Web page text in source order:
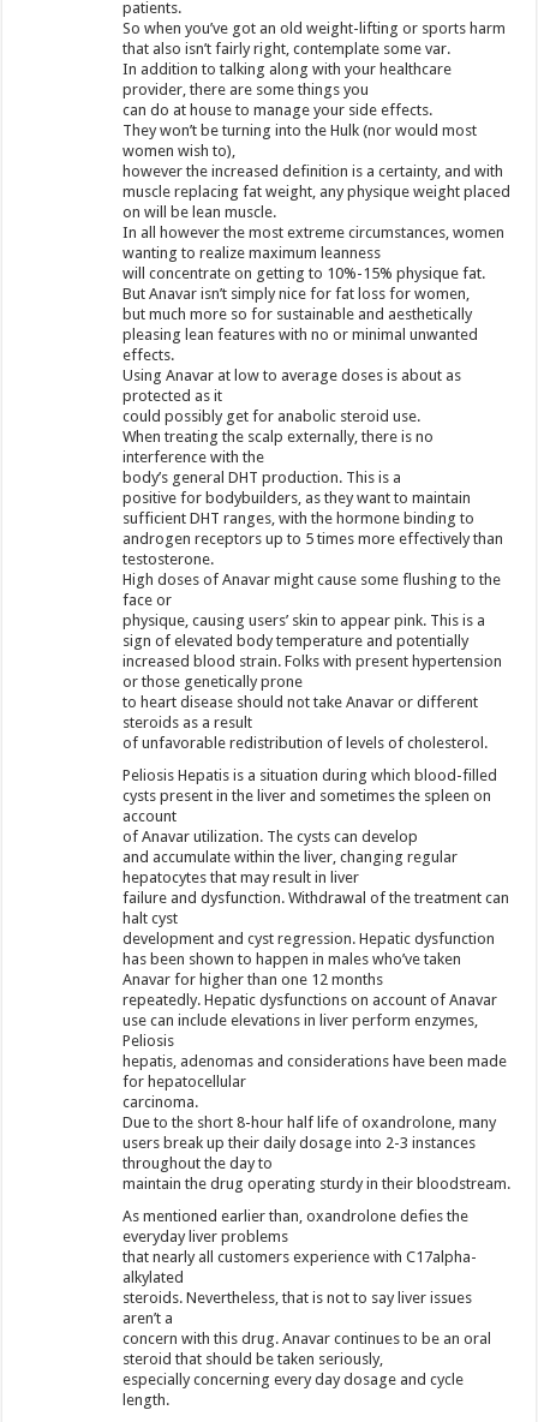
patients.
So when you’ve got an old weight-lifting or sports harm
that also isn’t fairly right, contemplate some var.
In addition to talking along with your healthcare
provider, there are some things you
can do at house to manage your side effects.
They won’t be turning into the Hulk (nor would most
women wish to),
however the increased definition is a certainty, and with
muscle replacing fat weight, any physique weight placed
on will be lean muscle.
In all however the most extreme circumstances, women
wanting to realize maximum leanness
will concentrate on getting to 10%-15% physique fat.
But Anavar isn’t simply nice for fat loss for women,
but much more so for sustainable and aesthetically
pleasing lean features with no or minimal unwanted
effects.
Using Anavar at low to average doses is about as
protected as it
could possibly get for anabolic steroid use.
When treating the scalp externally, there is no
interference with the
body’s general DHT production. This is a
positive for bodybuilders, as they want to maintain
sufficient DHT ranges, with the hormone binding to
androgen receptors up to 5 times more effectively than
testosterone.
High doses of Anavar might cause some flushing to the
face or
physique, causing users’ skin to appear pink. This is a
sign of elevated body temperature and potentially
increased blood strain. Folks with present hypertension
or those genetically prone
to heart disease should not take Anavar or different
steroids as a result
of unfavorable redistribution of levels of cholesterol.
Peliosis Hepatis is a situation during which blood-filled
cysts present in the liver and sometimes the spleen on
account
of Anavar utilization. The cysts can develop
and accumulate within the liver, changing regular
hepatocytes that may result in liver
failure and dysfunction. Withdrawal of the treatment can
halt cyst
development and cyst regression. Hepatic dysfunction
has been shown to happen in males who’ve taken
Anavar for higher than one 12 months
repeatedly. Hepatic dysfunctions on account of Anavar
use can include elevations in liver perform enzymes,
Peliosis
hepatis, adenomas and considerations have been made
for hepatocellular
carcinoma.
Due to the short 8-hour half life of oxandrolone, many
users break up their daily dosage into 2-3 instances
throughout the day to
maintain the drug operating sturdy in their bloodstream.
As mentioned earlier than, oxandrolone defies the
everyday liver problems
that nearly all customers experience with C17alpha-
alkylated
steroids. Nevertheless, that is not to say liver issues
aren’t a
concern with this drug. Anavar continues to be an oral
steroid that should be taken seriously,
especially concerning every day dosage and cycle
length.